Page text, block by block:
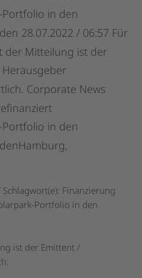
Portfolio in den
28.07.2022 / 06:57 Für
der Mitteilung ist der
Herausgeber
Corporate News
Portfolio in den
Schlagwort(e): Finanzierung
Portfolio in den
ist der Emittent /